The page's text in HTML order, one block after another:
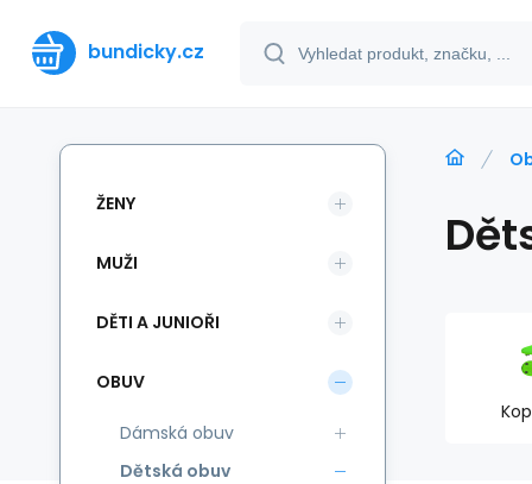
bundicky.cz
ŽENY
MUŽI
DĚTI A JUNIOŘI
OBUV
Dámská obuv
Dětská obuv